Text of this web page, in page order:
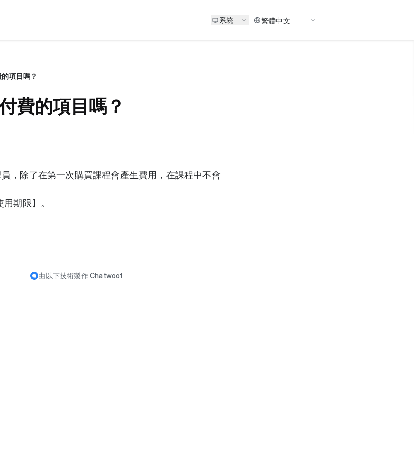
系統
項目嗎？
費的項目嗎？
員，除了在第一次購買課程會產生費用，在課程中不會
期限】。
由以下技術製作Chatwoot